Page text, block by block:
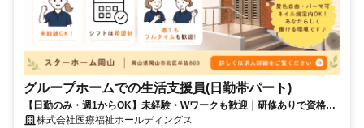
グループホームでの生活支援員(日勤帯パート)
【日勤のみ・週1からOK】未経験・Wワークも歓迎｜研修ありで資格無
しでも安心スタート｜生活のお手伝いスタッフ
株式会社医療福祉ホールディングス